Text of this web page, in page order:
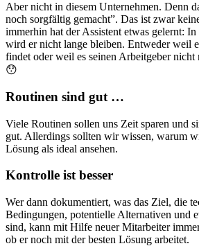
Aber nicht in diesem Unternehmen. Denn
noch sorgfältig gemacht”. Das ist zwar
immerhin hat der Assistent etwas gelernt:
wird er nicht lange bleiben. Entweder weil
findet oder weil es seinen Arbeitgeber nicht
😯
Routinen sind gut …
Viele Routinen sollen uns Zeit sparen und
gut. Allerdings sollten wir wissen, warum
Lösung als ideal ansehen.
Kontrolle ist besser
Wer dann dokumentiert, was das Ziel, die
Bedingungen, potentielle Alternativen und
sind, kann mit Hilfe neuer Mitarbeiter
ob er noch mit der besten Lösung arbeitet.